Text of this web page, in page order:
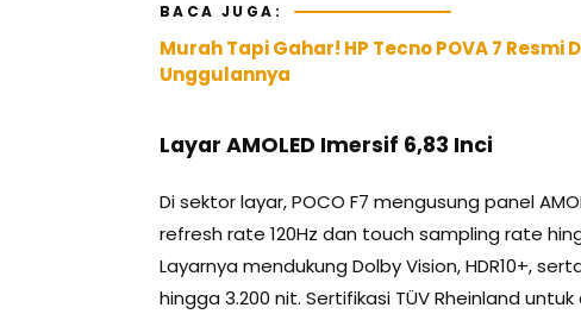
BACA JUGA:
Murah Tapi Gahar! HP Tecno POVA 7
Unggulannya
Layar AMOLED Imersif 6,83 Inci
Di sektor layar, POCO F7 mengusung panel
refresh rate 120Hz dan touch sampling rate
Layarnya mendukung Dolby Vision, HDR10+,
hingga 3.200 nit. Sertifikasi TÜV Rheinland